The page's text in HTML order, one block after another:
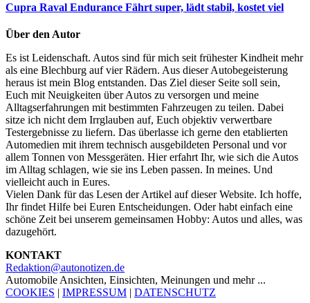
Cupra Raval Endurance Fährt super, lädt stabil, kostet viel
Über den Autor
Es ist Leidenschaft. Autos sind für mich seit frühester Kindheit mehr
als eine Blechburg auf vier Rädern. Aus dieser Autobegeisterung
heraus ist mein Blog entstanden. Das Ziel dieser Seite soll sein,
Euch mit Neuigkeiten über Autos zu versorgen und meine
Alltagserfahrungen mit bestimmten Fahrzeugen zu teilen. Dabei
sitze ich nicht dem Irrglauben auf, Euch objektiv verwertbare
Testergebnisse zu liefern. Das überlasse ich gerne den etablierten
Automedien mit ihrem technisch ausgebildeten Personal und vor
allem Tonnen von Messgeräten. Hier erfahrt Ihr, wie sich die Autos
im Alltag schlagen, wie sie ins Leben passen. In meines. Und
vielleicht auch in Eures.
Vielen Dank für das Lesen der Artikel auf dieser Website. Ich hoffe,
Ihr findet Hilfe bei Euren Entscheidungen. Oder habt einfach eine
schöne Zeit bei unserem gemeinsamen Hobby: Autos und alles, was
dazugehört.
KONTAKT
Redaktion@autonotizen.de
Automobile Ansichten, Einsichten, Meinungen und mehr ...
COOKIES | IMPRESSUM | DATENSCHUTZ